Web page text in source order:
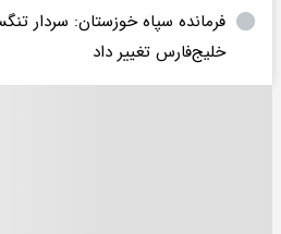
فرمانده سپاه خوزستان: سردار
خلیج‌فارس تغییر داد